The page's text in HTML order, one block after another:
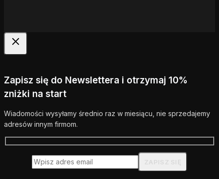
Zapisz się do Newslettera i otrzymaj 10%
zniżki na start
Wiadomości wysyłamy średnio raz w miesiącu, nie sprzedajemy
adresów innym firmom.